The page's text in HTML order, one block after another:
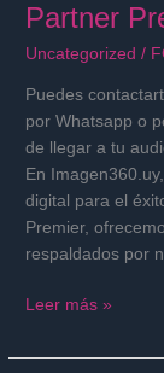
Partner
Uncategorized /
Puedes
por Whatsapp o
de llegar a tu
En
digital para el
Premier,
respaldados por
Anuncios
Google
Ads
de
Imagen360.uy,
tu
socio
Google
Partner
Leer más »